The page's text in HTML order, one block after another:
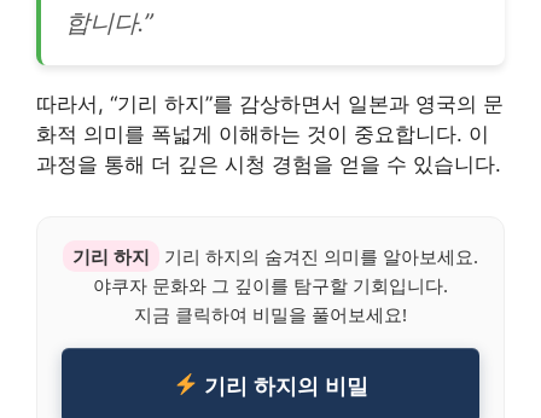
합니다.”
따라서, “기리 하지”를 감상하면서 일본과 영국의 문
화적 의미를 폭넓게 이해하는 것이 중요합니다. 이
과정을 통해 더 깊은 시청 경험을 얻을 수 있습니다.
기리 하지
기리 하지의 숨겨진 의미를 알아보세요.
야쿠자 문화와 그 깊이를 탐구할 기회입니다.
지금 클릭하여 비밀을 풀어보세요!
기리 하지의 비밀